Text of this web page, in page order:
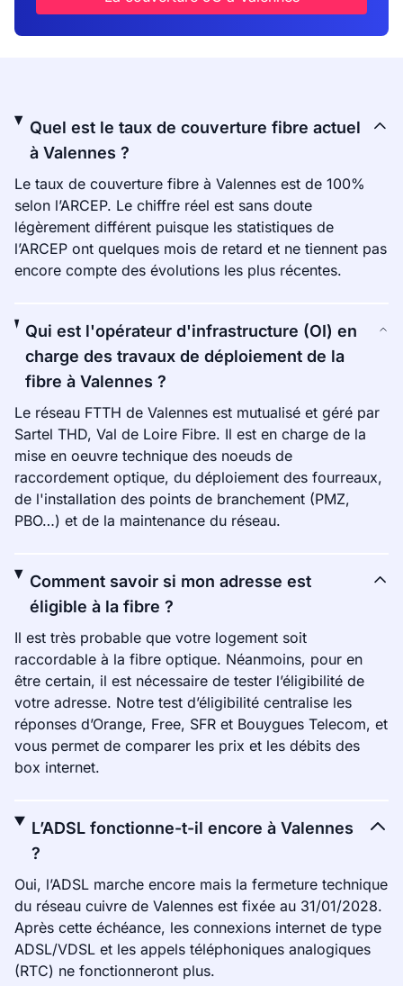
Quel est le taux de couverture fibre actuel
à Valennes ?
Le taux de couverture fibre à Valennes est de 100%
selon l’ARCEP. Le chiffre réel est sans doute
légèrement différent puisque les statistiques de
l’ARCEP ont quelques mois de retard et ne tiennent pas
encore compte des évolutions les plus récentes.
Qui est l'opérateur d'infrastructure (OI) en
charge des travaux de déploiement de la
fibre à Valennes ?
Le réseau FTTH de Valennes est mutualisé et géré par
Sartel THD, Val de Loire Fibre. Il est en charge de la
mise en oeuvre technique des noeuds de
raccordement optique, du déploiement des fourreaux,
de l'installation des points de branchement (PMZ,
PBO…) et de la maintenance du réseau.
Comment savoir si mon adresse est
éligible à la fibre ?
Il est très probable que votre logement soit
raccordable à la fibre optique. Néanmoins, pour en
être certain, il est nécessaire de tester l’éligibilité de
votre adresse. Notre test d’éligibilité centralise les
réponses d’Orange, Free, SFR et Bouygues Telecom, et
vous permet de comparer les prix et les débits des
box internet.
L’ADSL fonctionne-t-il encore à Valennes
?
Oui, l’ADSL marche encore mais la fermeture technique
du réseau cuivre de Valennes est fixée au 31/01/2028.
Après cette échéance, les connexions internet de type
ADSL/VDSL et les appels téléphoniques analogiques
(RTC) ne fonctionneront plus.